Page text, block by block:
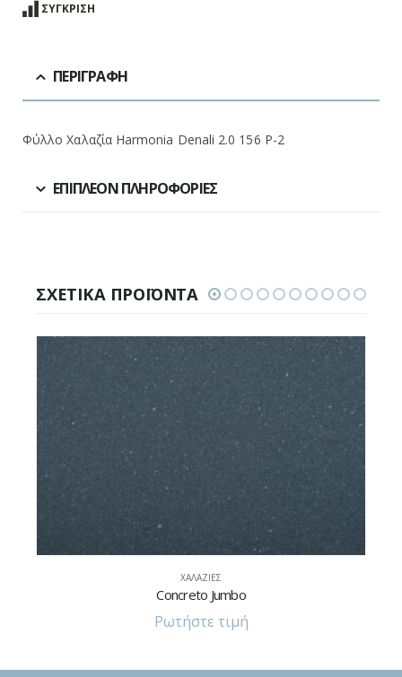
ΣΎΓΚΡΙΣΗ
ΠΕΡΙΓΡΑΦΉ
Φύλλο Χαλαζία Harmonia Denali 2.0 156 P-2
ΕΠΙΠΛΈΟΝ ΠΛΗΡΟΦΟΡΊΕΣ
ΣΧΕΤΙΚΆ ΠΡΟΪΌΝΤΑ
ΧΑΛΑΖΊΕΣ
Concreto Jumbo
Ρωτήστε τιμή